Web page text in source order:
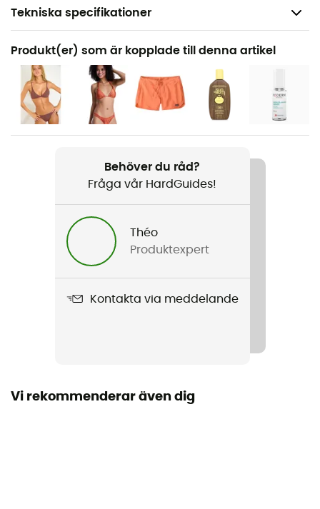
Tekniska specifikationer
Rekommenderad för
Den dagliga
Kön
Herr / Dam
Produkt(er) som är kopplade till denna artikel
Behöver du råd?
Fråga vår HardGuides!
Théo
Produktexpert
Kontakta via meddelande
Vi rekommenderar även dig